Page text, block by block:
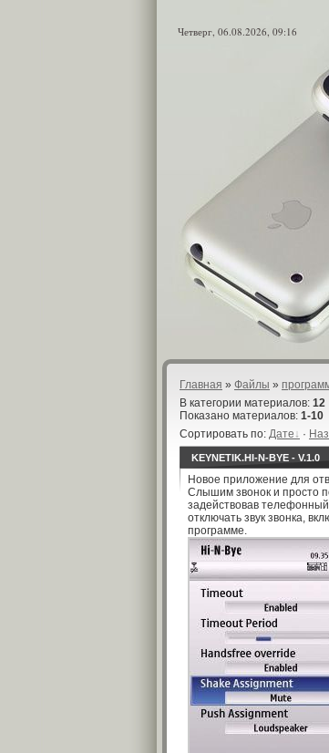
Четверг, 06.08.2026, 09:16
Главная » Файлы »
В категории материалов: 12
Показано материалов: 1-10
Сортировать по: Дате ·
KEYNETIK.HI-N-BYE - V.1.0
Новое приложение для
Слышим звонок и просто
задействовав
отключать звук звонка,
программе.